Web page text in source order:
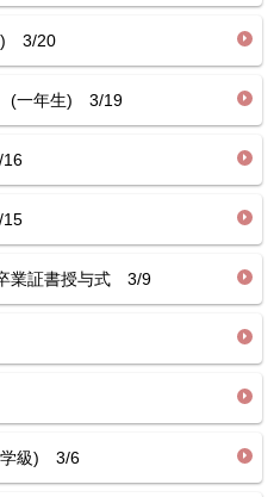
) 3/20
(一年生) 3/19
業証書授与式 3/9
学級) 3/6